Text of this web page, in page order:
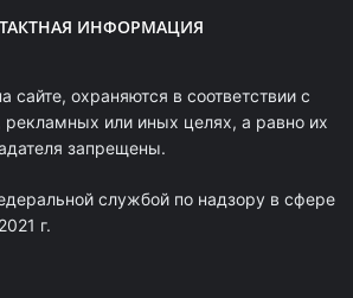
ИНФОРМАЦИЯ
охраняются в соответствии с
рекламных или иных целях, а равно их
запрещены.
службой по надзору в сфере
г.